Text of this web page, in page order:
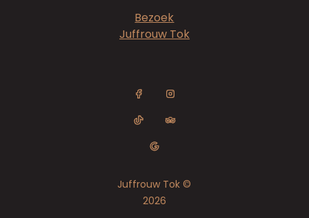
Bezoek
Juffrouw Tok
Juffrouw Tok ©
2026